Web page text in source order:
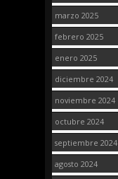
marzo 2025
febrero 2025
enero 2025
diciembre 2024
noviembre 2024
octubre 2024
septiembre 2024
agosto 2024